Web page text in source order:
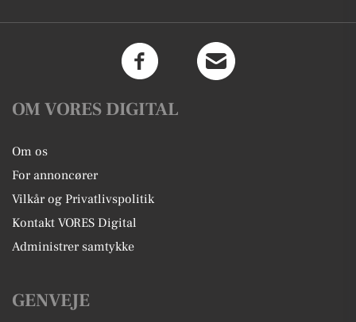
OM VORES DIGITAL
Om os
For annoncører
Vilkår og Privatlivspolitik
Kontakt VORES Digital
Administrer samtykke
GENVEJE